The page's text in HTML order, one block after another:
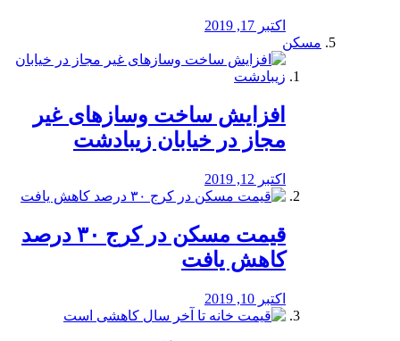
اکتبر 17, 2019
مسکن
افزایش ساخت وسازهای غیر
مجاز در خیابان زیبادشت
اکتبر 12, 2019
️قیمت مسکن در کرج ۳۰ درصد
کاهش یافت
اکتبر 10, 2019